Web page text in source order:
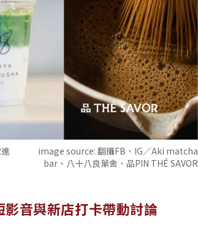
image source: 翻攝FB、IG／Aki matcha
bar、八十八良葉舍、品PIN THÉ SAVOR
音與新店打卡帶動討論